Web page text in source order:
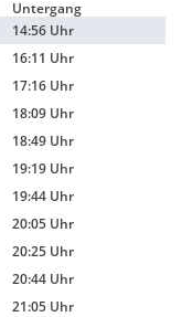
Untergang
14:56 Uhr
16:11 Uhr
17:16 Uhr
18:09 Uhr
18:49 Uhr
19:19 Uhr
19:44 Uhr
20:05 Uhr
20:25 Uhr
20:44 Uhr
21:05 Uhr